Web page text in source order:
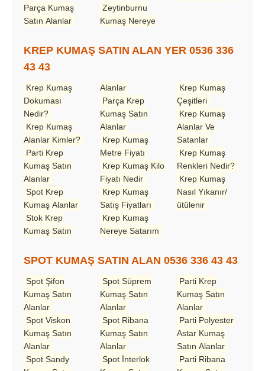
Parça Kumaş
Satın Alanlar
Zeytinburnu
Kumaş Nereye
KREP KUMAŞ SATIN ALAN YER 0536 336
43 43
Krep Kumaş
Dokuması
Nedir?
Krep Kumaş
Alanlar Kimler?
Parti Krep
Kumaş Satın
Alanlar
Spot Krep
Kumaş Alanlar
Stok Krep
Kumaş Satın
Alanlar
Parça Krep
Kumaş Satın
Alanlar
Krep Kumaş
Metre Fiyatı
Krep Kumaş Kilo
Fiyatı Nedir
Krep Kumaş
Satış Fiyatları
Krep Kumaş
Nereye Satarım
Krep Kumaş
Çeşitleri
Krep Kumaş
Alanlar Ve
Satanlar
Krep Kumaş
Renkleri Nedir?
Krep Kumaş
Nasıl Yıkanır/
ütülenir
SPOT KUMAŞ SATIN ALAN 0536 336 43 43
Spot Şifon
Kumaş Satın
Alanlar
Spot Viskon
Kumaş Satın
Alanlar
Spot Sandy
Spot Süprem
Kumaş Satın
Alanlar
Spot Ribana
Kumaş Satın
Alanlar
Spot İnterlok
Parti Krep
Kumaş Satın
Alanlar
Parti Polyester
Astar Kumaş
Satın Alanlar
Parti Ribana